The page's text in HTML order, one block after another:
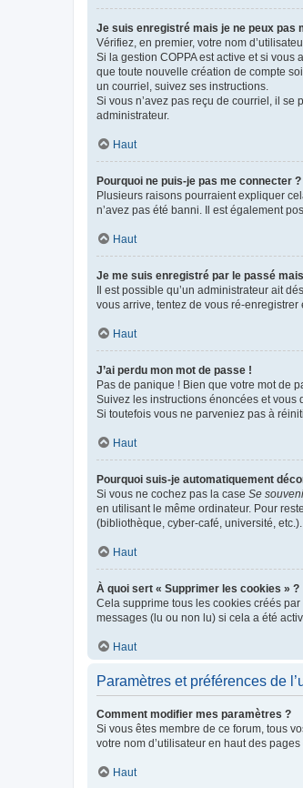
Je suis enregistré mais je ne peux pas
Vérifiez, en premier, votre nom
Si la gestion COPPA est active et si
que toute nouvelle création de compte
un courriel, suivez ses instructions.
Si vous n’avez pas reçu de courriel, il
administrateur.
Haut
Pourquoi ne puis-je pas me connecter ?
Plusieurs raisons pourraient expliquer
n’avez pas été banni. Il est également
Haut
Je me suis enregistré par le passé
Il est possible qu’un administrateur ait
vous arrive, tentez de vous ré-enregistrer
Haut
J’ai perdu mon mot de passe !
Pas de panique ! Bien que votre mot de
Suivez les instructions énoncées et vous
Si toutefois vous ne parveniez pas à
Haut
Pourquoi suis-je automatiquement
Si vous ne cochez pas la case Se
en utilisant le même ordinateur. Pour
(bibliothèque, cyber-café, université,
Haut
À quoi sert « Supprimer les cookies » ?
Cela supprime tous les cookies créés
messages (lu ou non lu) si cela a été
Haut
Paramètres et préférences de
Comment modifier mes paramètres ?
Si vous êtes membre de ce forum, tous
votre nom d’utilisateur en haut des
Haut